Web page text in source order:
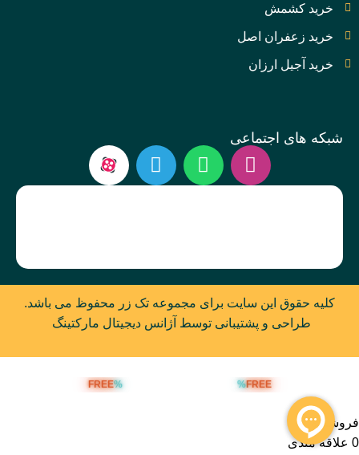
خرید کشمش
خرید زعفران اصل
خرید آجیل ارزان
شبکه های اجتماعی
کلیه حقوق این سایت برای مجموعه تک زر محفوظ می باشد.
طراحی و پشتیبانی توسط آژانس دیجیتال مارکتینگ
FREE
%
%
FREE
فروشگاه
0 علاقه مندی